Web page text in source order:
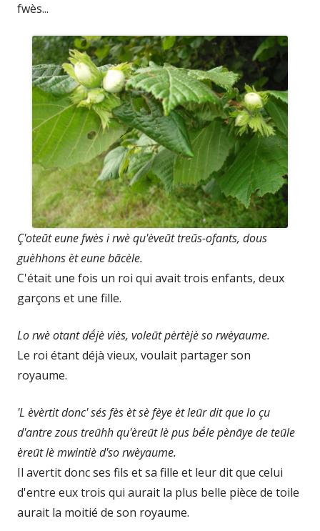
fwès...
Ç'oteūt eune fwès i rwè qu'èveūt treūs-ofants, dous
guèhhons èt eune bācèle.
C'était une fois un roi qui avait trois enfants, deux
garçons et une fille.
Lo rwè otant dḗjè viès, voleūt pèrtèjè so rwèyaume.
Le roi étant déjà vieux, voulait partager son
royaume.
'L èvèrtit donc' sés fès èt sè fèye èt leūr dit que lo çu
d'antre zous treūhh qu'èreūt lè pus bḗle pènāye de teūle
èreūt lè mwintiè d'so rwèyaume.
Il avertit donc ses fils et sa fille et leur dit que celui
d'entre eux trois qui aurait la plus belle pièce de toile
aurait la moitié de son royaume.